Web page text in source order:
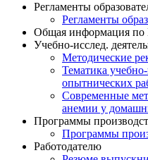
Регламенты
Регламенты
Общая информация
Учебно-исслед.
Методические
Тематика
опытнических
Современные
анемии у
Программы
Программы
Работодателю